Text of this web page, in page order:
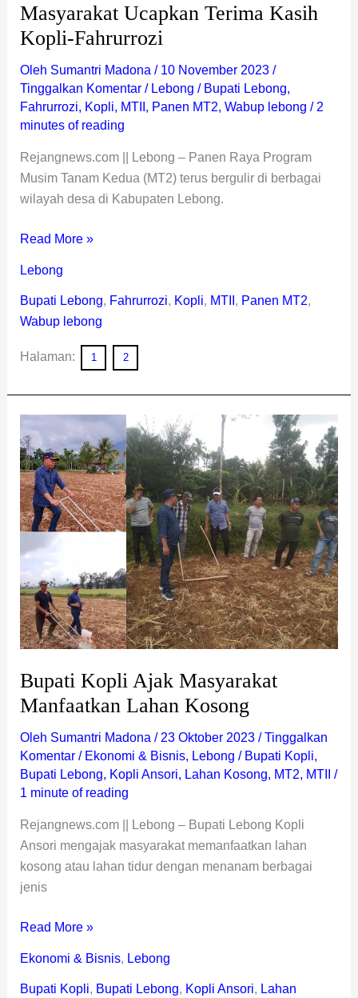
Masyarakat Ucapkan Terima Kasih
Kopli-Fahrurrozi
Oleh Sumantri Madona / 10 November 2023 /
Tinggalkan Komentar / Lebong / Bupati Lebong,
Fahrurrozi, Kopli, MTII , Panen MT2, Wabup lebong / 2
minutes of reading
Rejangnews.com || Lebong – Panen Raya Program
Musim Tanam Kedua (MT2) terus bergulir di berbagai
wilayah desa di Kabupaten Lebong.
Read More »
Lebong
Bupati Lebong, Fahrurrozi, Kopli, MTII , Panen MT2,
Wabup lebong
Halaman: 1 2
Bupati Kopli Ajak Masyarakat
Manfaatkan Lahan Kosong
Oleh Sumantri Madona / 23 Oktober 2023 /Tinggalkan
Komentar / Ekonomi & Bisnis, Lebong / Bupati Kopli,
Bupati Lebong, Kopli Ansori, Lahan Kosong, MT2, MTII
/
1 minute of reading
Rejangnews.com || Lebong – Bupati Lebong Kopli
Ansori mengajak masyarakat memanfaatkan lahan
kosong atau lahan tidur dengan menanam berbagai
jenis
Kopli
Ajak
Masyarakat
Manfaatkan
Lahan
Kosong
Read More »
Ekonomi & Bisnis, Lebong
Bupati Kopli, Bupati Lebong, Kopli Ansori, Lahan